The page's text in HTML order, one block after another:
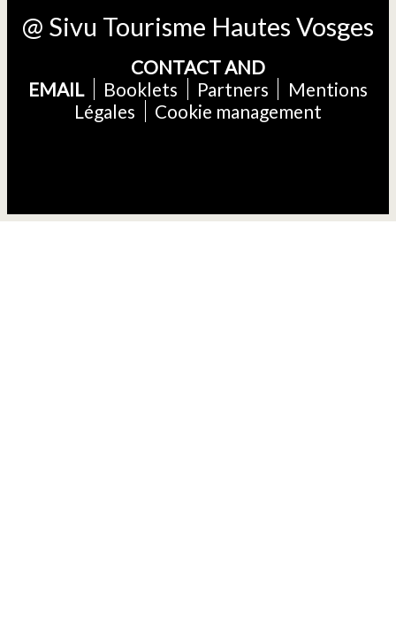
@ Sivu Tourisme Hautes Vosges
CONTACT AND
EMAIL
Booklets Partners
Mentions
Légales
Cookie management